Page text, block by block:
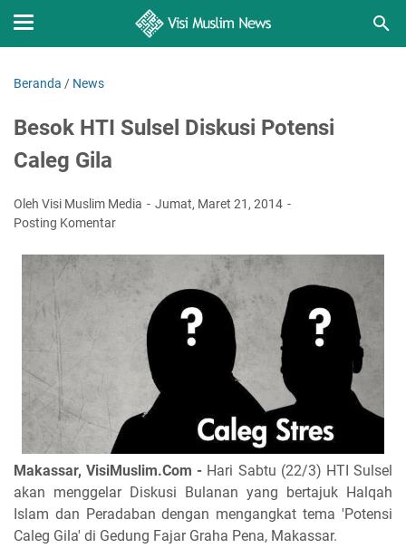
Beranda / News
Besok HTI Sulsel Diskusi Potensi
Caleg Gila
Oleh Visi Muslim Media
Jumat, Maret 21, 2014
Posting Komentar
Makassar, VisiMuslim.Com - Hari Sabtu (22/3) HTI Sulsel
akan menggelar Diskusi Bulanan yang bertajuk Halqah
Islam dan Peradaban dengan mengangkat tema 'Potensi
Caleg Gila' di Gedung Fajar Graha Pena, Makassar.